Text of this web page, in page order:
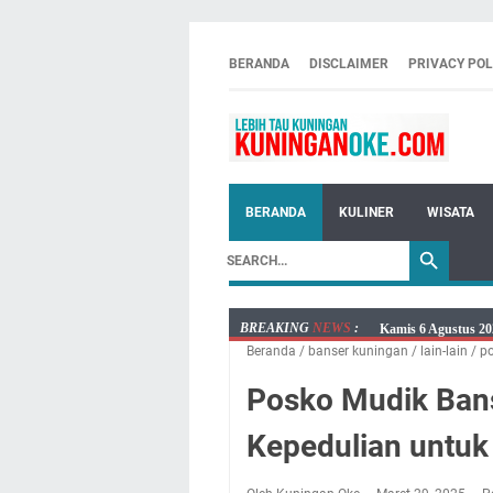
BERANDA DISCLAIMER PRIVACY
BERANDA KULINER WISATA
BREAKING NEWS :
Kamis 6 Agustus
Besaran Biayanya
Layanan Mobil
Embun Pagi Kamis
Setiap Noda Ada
Beranda / banser kuningan / lain-lain /
Posko Mudik
Kepedulian